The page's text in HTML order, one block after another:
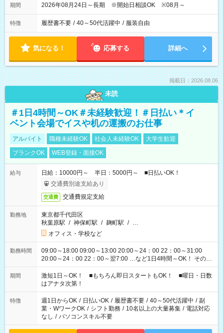
期間 2026年08月24日～長期 ※開始日相談OK ※08月～
特徴 履歴書不要 / 40～50代活躍中 / 服装自由
気になる！ 応募する 詳細へ
掲載日：2026.08.06
未読
＃1日4時間～OK＃未経験歓迎！＃日払い＊イ
ベント会場でイスや机の運搬のお仕事
アルバイト 職種未経験OK 社会人未経験OK
大学生歓迎
ブランクOK
WEB登録・面接OK
給与
日給：10000円～ 半日：5000円～ ■日払いOK！
交通費別途支給あり
交通費 交通費規定支給
勤務地
東京都千代田区
秋葉原駅 / 神保町駅 / 麹町駅 / …
オフィス・学校など
勤務時間
09:00～18:00 09:00～13:00 20:00～24：00 22：00～31:00
20:00～24：00 22：00～翌7:00 …など1日4時間～OK！ その他
シフトもございます！ お気軽にご相談ください！
期間
激短1日～OK！ ■もちろん即日スタートもOK！ ■曜日・日数
はアナタ次第！
特徴 週1日からOK / 日払いOK / 履歴書不要 / 40～50代活躍中 / 副
業・WワークOK / シフト勤務 / 10名以上の大量募集 / 電話対応
なし / パソコンスキル不要